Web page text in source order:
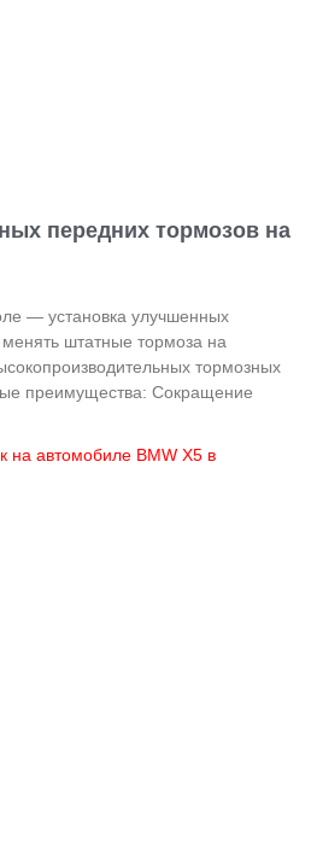
передних тормозов на
— установка улучшенных
штатные тормоза на
тормозных
преимущества: Сокращение